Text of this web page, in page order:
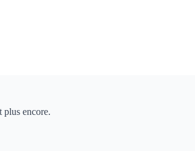
encore.